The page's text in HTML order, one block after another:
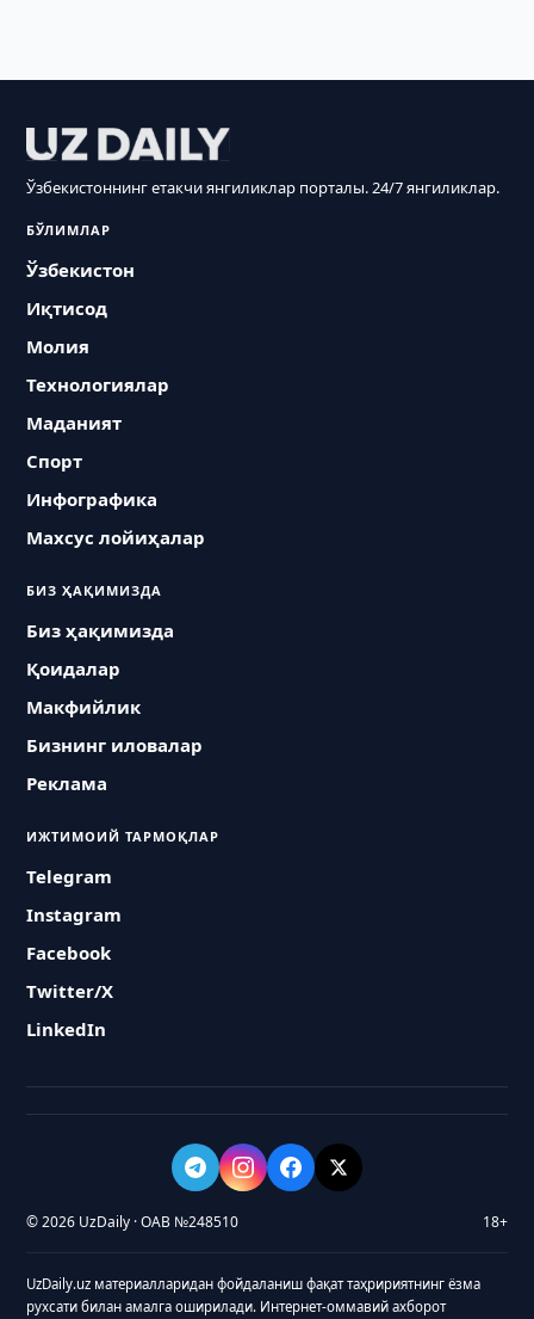
Ўзбекистоннинг етакчи янгиликлар порталы. 24/7 янгиликлар.
БЎЛИМЛАР
Ўзбекистон
Иқтисод
Молия
Технологиялар
Маданият
Спорт
Инфографика
Махсус лойиҳалар
БИЗ ҲАҚИМИЗДА
Биз ҳақимизда
Қоидалар
Макфийлик
Бизнинг иловалар
Реклама
ИЖТИМОИЙ ТАРМОҚЛАР
Telegram
Instagram
Facebook
Twitter/X
LinkedIn
© 2026 UzDaily · ОАВ №248510 18+
UzDaily.uz материалларидан фойдаланиш фақат таҳририятнинг ёзма
рухсати билан амалга оширилади. Интернет-оммавий ахборот